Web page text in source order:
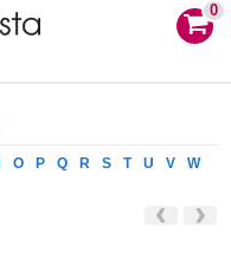
0
O P Q R S T U V
W